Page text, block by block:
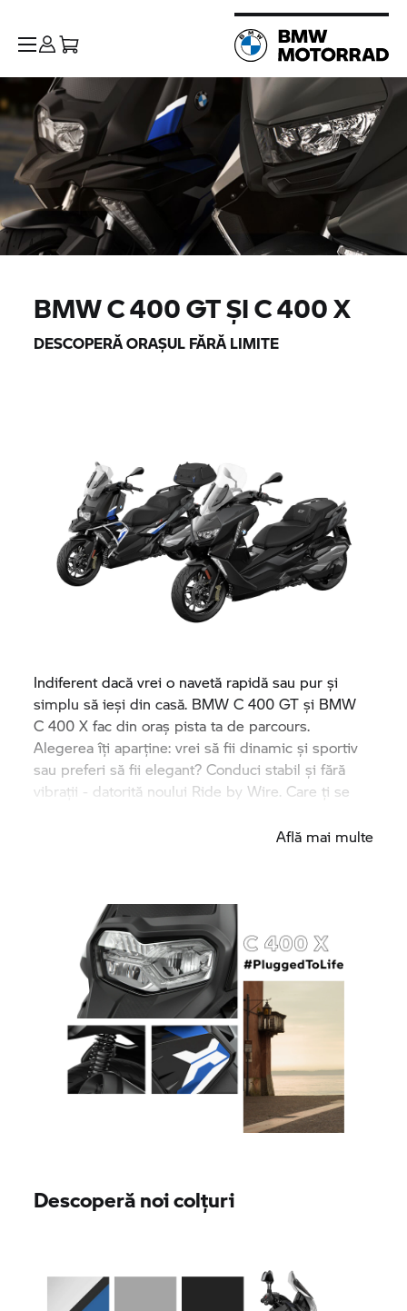
BMWC 400 GTȘIC 400 X
DESCOPERĂ ORAȘUL FĂRĂ LIMITE
Indiferent dacă vrei o navetă rapidă sau pur și
simplu să ieși din casă. BMWC 400 GT și BMW
C 400 X fac din oraș pista ta de parcours.
Alegerea îți aparține: vrei să fii dinamic și sportiv
sau preferi să fii elegant? Conduci stabil și fără
vibrații - datorită noului Ride by Wire. Care ți se
Află mai multe
Descoperă noi colțuri